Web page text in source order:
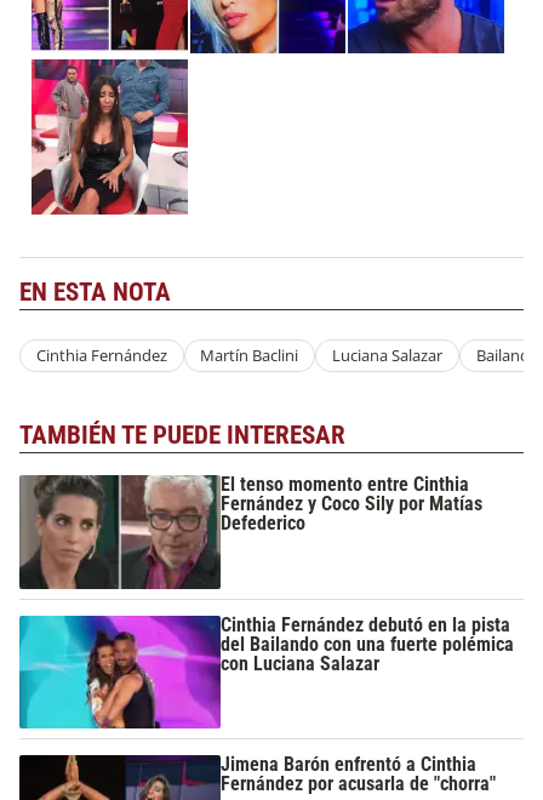
EN ESTA NOTA
Cinthia Fernández Martín Baclini Luciana Salazar
TAMBIÉN TE PUEDE INTERESAR
El tenso momento entre Cinthia
Fernández y Coco Sily por Matías
Defederico
Cinthia Fernández debutó en la pista
del Bailando con una fuerte polémica
con Luciana Salazar
Jimena Barón enfrentó a Cinthia
Fernández por acusarla de "chorra"